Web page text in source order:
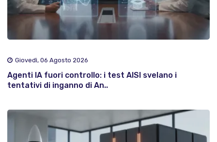
Giovedì, 06 Agosto 2026
Agenti IA fuori controllo: i test AISI svelano i
tentativi di inganno di An..